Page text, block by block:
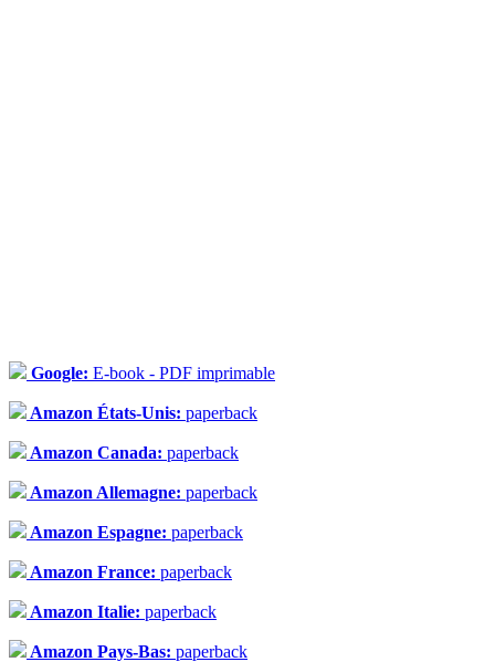
Google: E-book - PDF imprimable
Amazon États-Unis: paperback
Amazon Canada: paperback
Amazon Allemagne: paperback
Amazon Espagne: paperback
Amazon France: paperback
Amazon Italie: paperback
Amazon Pays-Bas: paperback